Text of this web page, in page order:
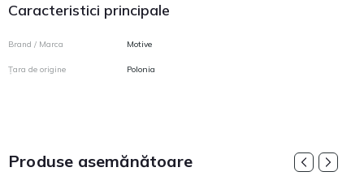
Caracteristici principale
Brand / Marca Motive
Țara de origine Polonia
Produse asemănătoare